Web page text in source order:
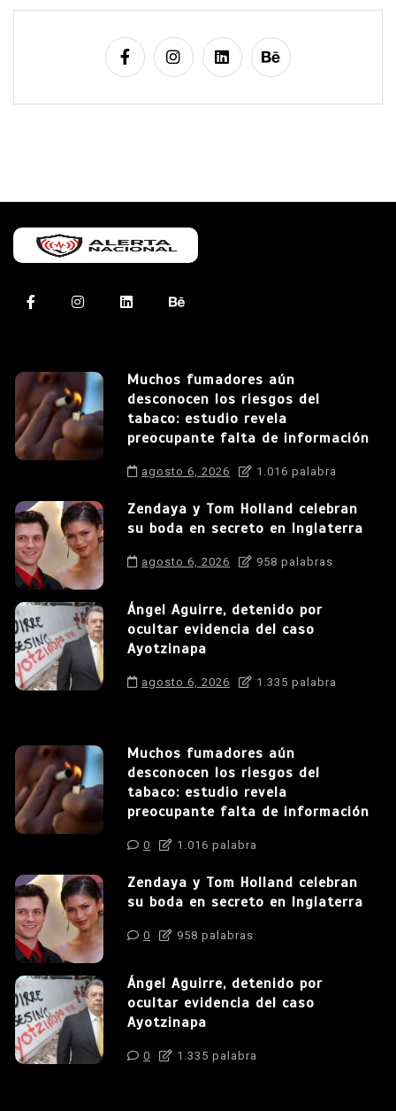
Muchos fumadores aún
desconocen los riesgos del
tabaco: estudio revela
preocupante falta de información
agosto 6, 2026 1.016 palabra
Zendaya y Tom Holland celebran
su boda en secreto en Inglaterra
agosto 6, 2026 958 palabras
Ángel Aguirre, detenido por
ocultar evidencia del caso
Ayotzinapa
agosto 6, 2026 1.335 palabra
Muchos fumadores aún
desconocen los riesgos del
tabaco: estudio revela
preocupante falta de información
0 1.016 palabra
Zendaya y Tom Holland celebran
su boda en secreto en Inglaterra
0 958 palabras
Ángel Aguirre, detenido por
ocultar evidencia del caso
Ayotzinapa
0 1.335 palabra